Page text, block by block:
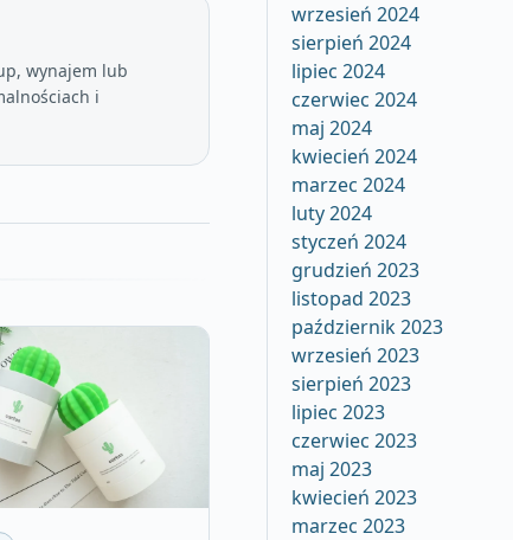
wynajem lub
i
wrzesień 2024
sierpień 2024
lipiec 2024
czerwiec 2024
maj 2024
kwiecień 2024
marzec 2024
luty 2024
styczeń 2024
grudzień 2023
listopad 2023
październik 2023
wrzesień 2023
sierpień 2023
lipiec 2023
czerwiec 2023
maj 2023
kwiecień 2023
marzec 2023